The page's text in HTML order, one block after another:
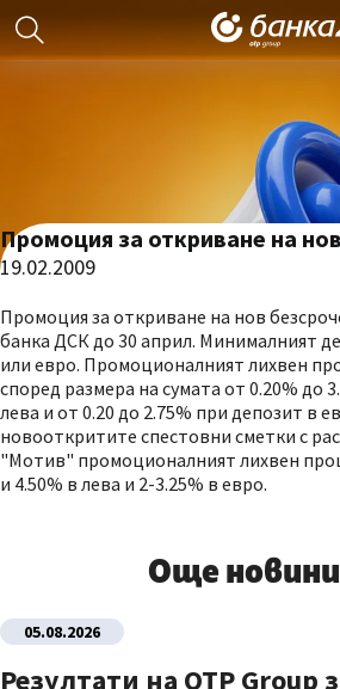
Промоция за откриване на
19.02.2009
Промоция за откриване на нов
банка ДСК до 30 април. Минималният
или евро. Промоционалният лихвен
според размера на сумата от 0.20% до
лева и от 0.20 до 2.75% при депозит в
новооткритите спестовни сметки с
"Мотив" промоционалният лихвен
и 4.50% в лева и 2-3.25% в евро.
Още новини
05.08.2026
Резултати на OTP Group